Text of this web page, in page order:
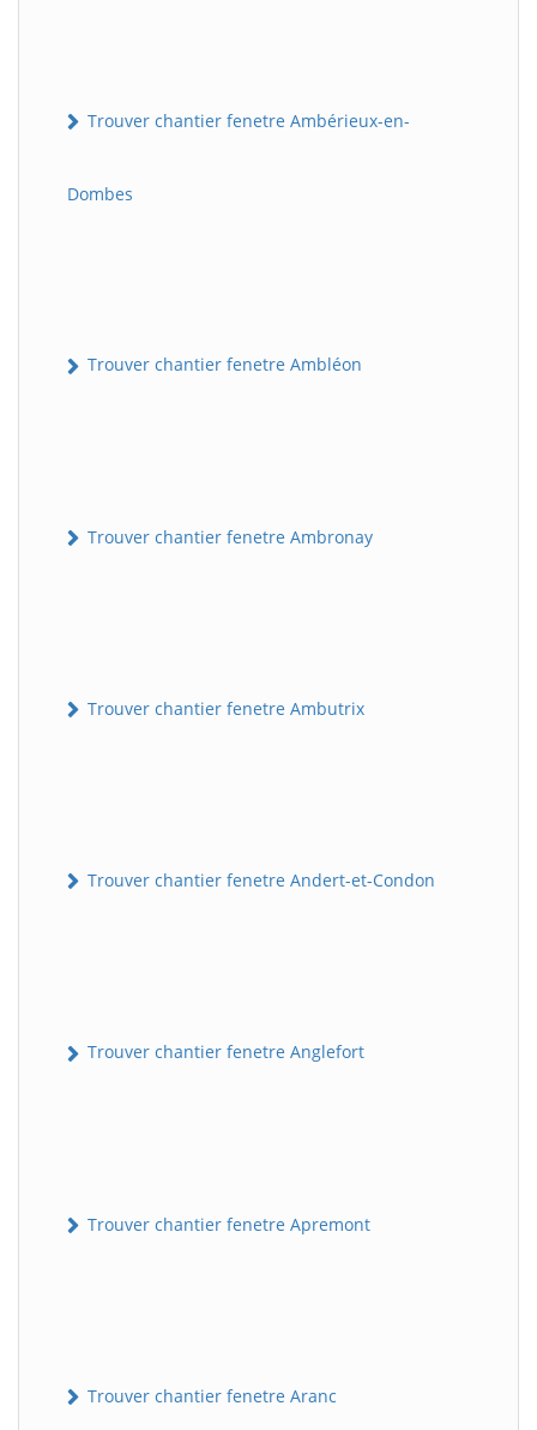
Trouver chantier fenetre Ambérieux-en-
Dombes
Trouver chantier fenetre Ambléon
Trouver chantier fenetre Ambronay
Trouver chantier fenetre Ambutrix
Trouver chantier fenetre Andert-et-Condon
Trouver chantier fenetre Anglefort
Trouver chantier fenetre Apremont
Trouver chantier fenetre Aranc